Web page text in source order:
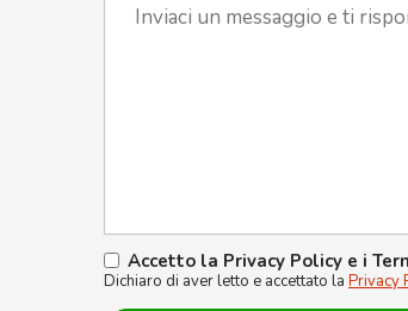
Accetto la Privacy Policy e i
Dichiaro di aver letto e accettato la Privacy